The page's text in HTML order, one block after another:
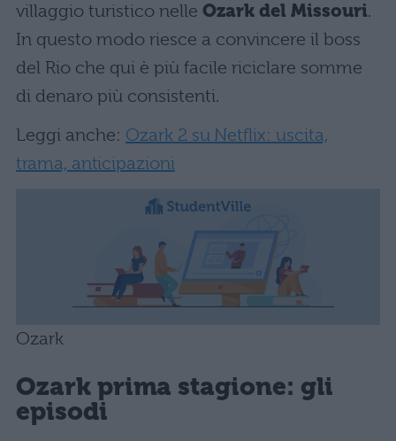
villaggio turistico nelle Ozark del Missouri.
In questo modo riesce a convincere il boss
del Rio che qui è più facile riciclare somme
di denaro più consistenti.
Leggi anche: Ozark 2 su Netflix: uscita,
trama, anticipazioni
Ozark
Ozark prima stagione: gli
episodi